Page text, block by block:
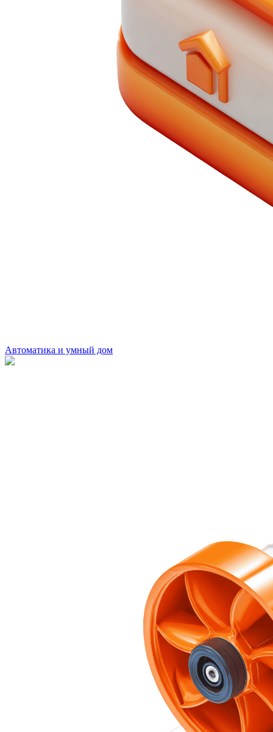
Автоматика и умный дом